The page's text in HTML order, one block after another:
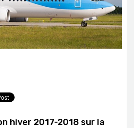
hiver 2017-2018 sur la